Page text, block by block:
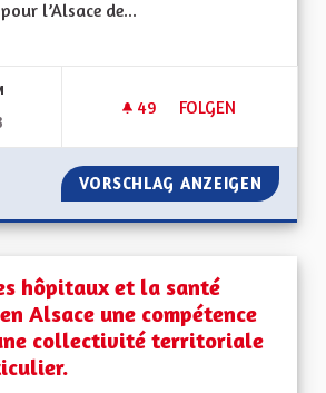
l’Alsace de...
49 49 FOLLOWER
FOLGEN
LE VOTE UN
VORSCHLAG ANZEIGEN LE
hôpitaux et la santé
Alsace une compétence
collectivité territoriale